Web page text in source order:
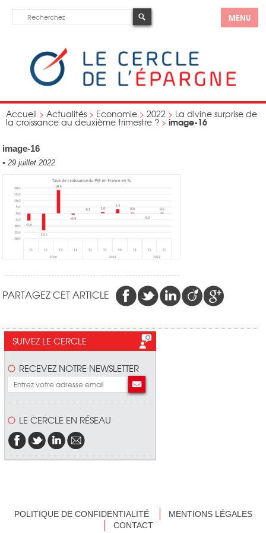
MENU
Accueil > Actualités > Economie > 2022 > La divine surprise de
la croissance au deuxième trimestre ? > image-16
image-16
• 29 juillet 2022
PARTAGEZ CET ARTICLE
SUIVEZ LE CERCLE
RECEVEZ NOTRE NEWSLETTER
LE CERCLE EN RÉSEAU
POLITIQUE DE CONFIDENTIALITÉ
MENTIONS LÉGALES
CONTACT